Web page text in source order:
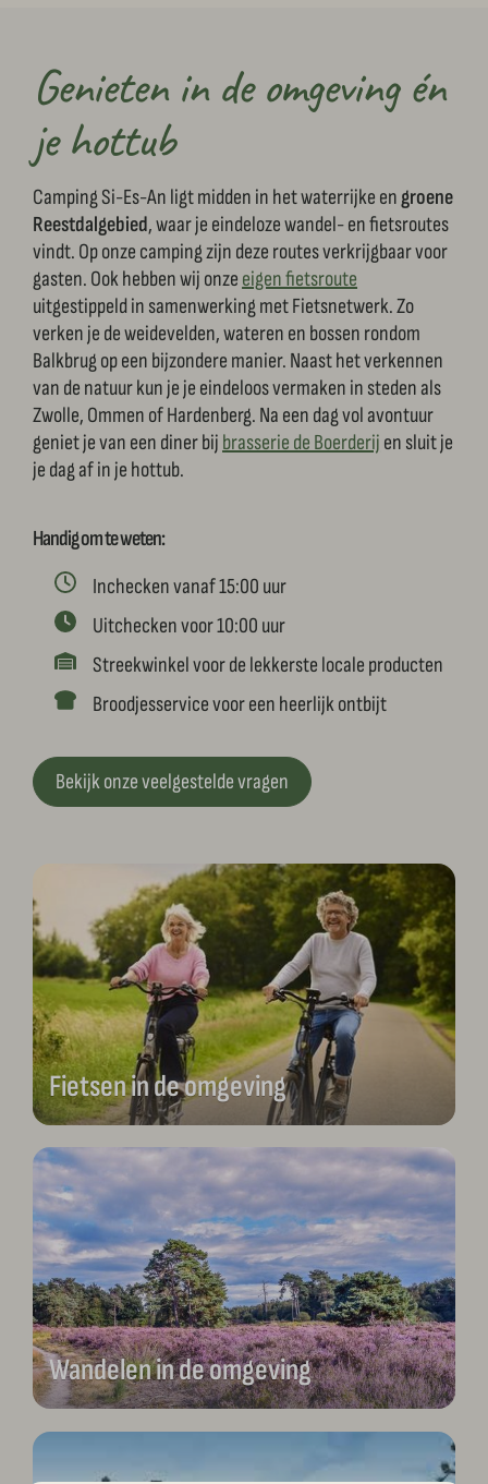
Genieten in de omgeving én
je hottub
Camping Si-Es-An ligt midden in het waterrijke engroene
Reestdalgebied, waar je eindeloze wandel- en fietsroutes
vindt. Op onze camping zijn deze routes verkrijgbaar voor
gasten. Ook hebben wij onze eigen fietsroute
uitgestippeld in samenwerking met Fietsnetwerk. Zo
verken je de weidevelden, wateren en bossen rondom
Balkbrug op een bijzondere manier. Naast het verkennen
van de natuur kun je je eindeloos vermaken in steden als
Zwolle, Ommen of Hardenberg. Na een dag vol avontuur
geniet je van een diner bij brasserie de Boerderij en sluit je
je dag af in je hottub.
Handig om te weten:
Inchecken vanaf 15:00 uur
Uitchecken voor 10:00 uur
Streekwinkel voor de lekkerste locale producten
Broodjesservice voor een heerlijk ontbijt
Bekijk onze veelgestelde vragen
Fietsen in de omgeving
Wandelen in de omgeving